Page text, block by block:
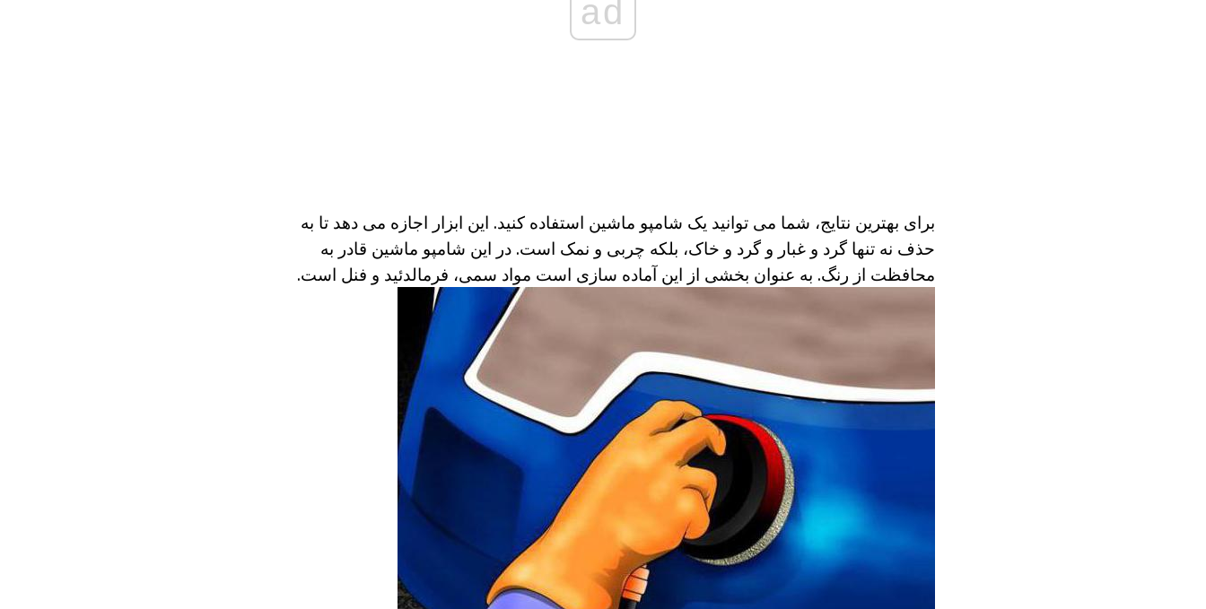
ad
برای بهترین نتایج، شما می توانید یک شامپو ماشین استفاده کنید. این ابزار اجازه می دهد تا به
حذف نه تنها گرد و غبار و گرد و خاک، بلکه چربی و نمک است. در این شامپو ماشین قادر به
محافظت از رنگ. به عنوان بخشی از این آماده سازی است مواد سمی، فرمالدئید و فنل است.